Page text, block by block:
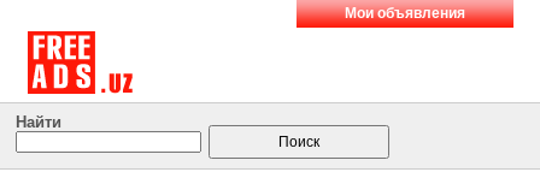
Мои объявления
Найти